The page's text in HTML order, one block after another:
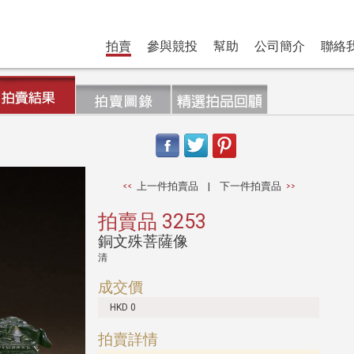
拍賣 參與競投 幫助 公司簡介 聯絡
上一件拍賣品 | 下一件拍賣品
拍賣品 3253
銅文殊菩薩像
清
成交價
HKD 0
拍賣詳情